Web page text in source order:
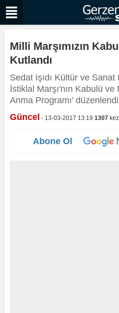
Milli Marşımızın
Kutlandı
Sedat Işıdı Kültür ve
İstiklal Marşı'nın Kabulü
Anma Programı' düzenlendi
Güncel - 13-03-2017 13:19 1307
Abone Ol